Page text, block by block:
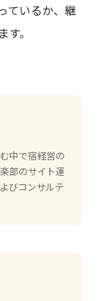
ているか、継
。
中で宿経営の
部のサイト運
びコンサルテ